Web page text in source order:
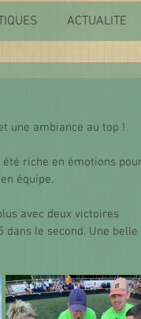
ACTUALITE
une ambiance au top !
riche en émotions
équipe.
avec deux victoires
le second. Une belle